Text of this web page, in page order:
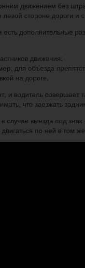
движением без
стороне дороги
дополнительные
движения;
для объезда
на дороге.
и водитель
что заезжать
случае выезда под
по ней в том